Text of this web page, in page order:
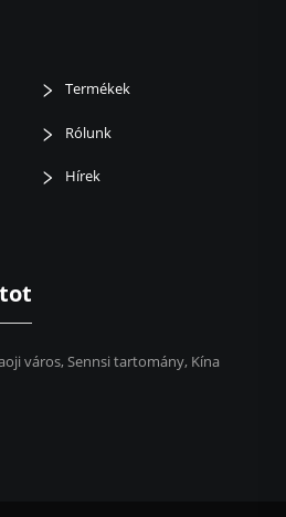
Termékek
Rólunk
Hírek
város, Sennsi tartomány, Kína